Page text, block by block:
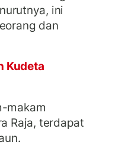
ini
dan
Kudeta
makam
Raja, terdapat